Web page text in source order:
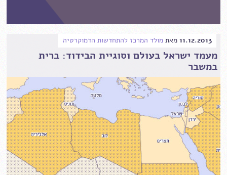
11.12.2013 מאת מולד המרכז להתחדשות הדמוקרטיה
מעמד ישראל בעולם וסוגיית הבידוד: ברית
במשבר